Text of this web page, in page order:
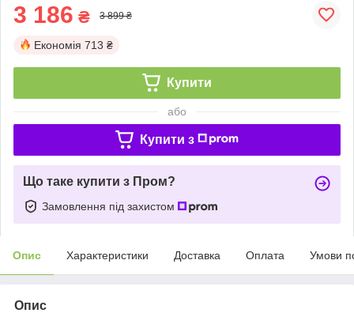
3 186 ₴ 3 899 ₴
Економія 713 ₴
Купити
або
Купити з
Що таке купити з Пром?
Замовлення під захистом
Опис Характеристики Доставка Оплата Умови
Опис